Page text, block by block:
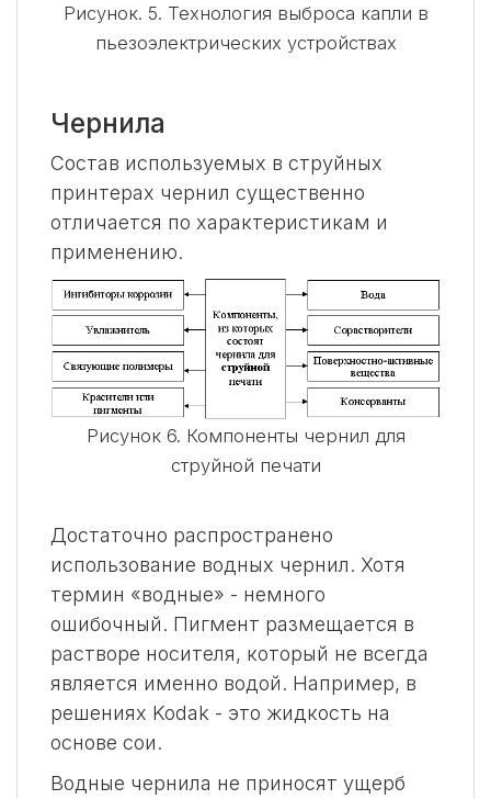
Рисунок. 5. Технология выброса капли в
пьезоэлектрических устройствах
Чернила
Состав используемых в струйных
принтерах чернил существенно
отличается по характеристикам и
применению.
Рисунок 6. Компоненты чернил для
струйной печати
Достаточно распространено
использование водных чернил. Хотя
термин «водные» - немного
ошибочный. Пигмент размещается в
растворе носителя, который не всегда
является именно водой. Например, в
решениях Kodak - это жидкость на
основе сои.
Водные чернила не приносят ущерб